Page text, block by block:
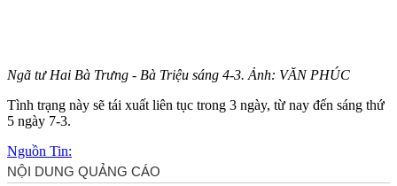
Ngã tư Hai Bà Trưng - Bà Triệu sáng 4-3. Ảnh: VĂN PHÚC
Tình trạng này sẽ tái xuất liên tục trong 3 ngày, từ nay đến sáng thứ
5 ngày 7-3.
Nguồn Tin: